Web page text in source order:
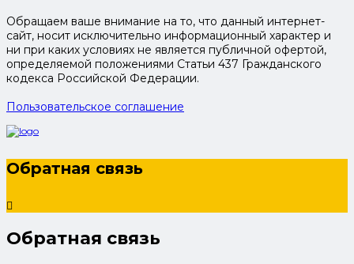
Обращаем ваше внимание на то, что данный интернет-
сайт, носит исключительно информационный характер и
ни при каких условиях не является публичной офертой,
определяемой положениями Статьи 437 Гражданского
кодекса Российской Федерации.
Пользовательское соглашение
Обратная связь
Обратная связь